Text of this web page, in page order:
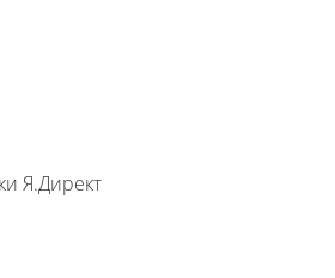
Я.Директ